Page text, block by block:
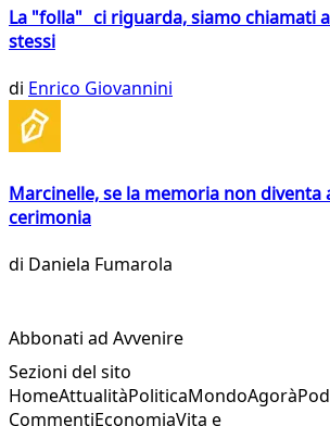
La "folla" ci riguarda, siamo chiamati
stessi
di Enrico Giovannini
Marcinelle, se la memoria non diventa
cerimonia
di Daniela Fumarola
Abbonati ad Avvenire
Sezioni del sito
HomeAttualitàPoliticaMondoAgorà
CommentiEconomiaVita e